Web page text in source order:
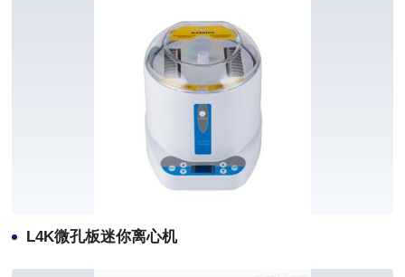
L4K微孔板迷你离心机